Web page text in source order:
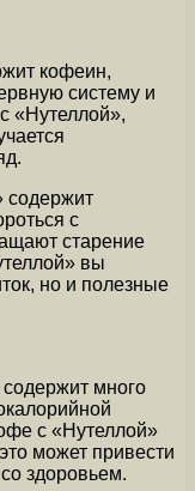
кофеин,
систему и
«Нутеллой»,
содержит
с
старение
вы
но и полезные
много
с «Нутеллой»
может привести
здоровьем.